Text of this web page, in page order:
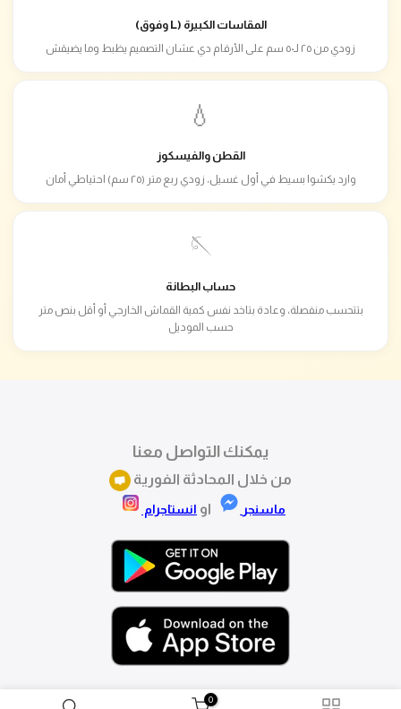
المقاسات الكبيرة (L وفوق)
زودي من ٢٥ لـ٥٠ سم على الأرقام دي عشان التصميم يظبط وما يضيقش
💧
القطن والفيسكوز
وارد يكشوا بسيط في أول غسيل، زودي ربع متر (٢٥ سم) احتياطي أمان
🪡
حساب البطانة
بتتحسب منفصلة، وعادة بتاخد نفس كمية القماش الخارجي أو أقل بنص متر
حسب الموديل
يمكنك التواصل معنا
من خلال المحادثة الفورية
ماسنجر او انستاجرام
0